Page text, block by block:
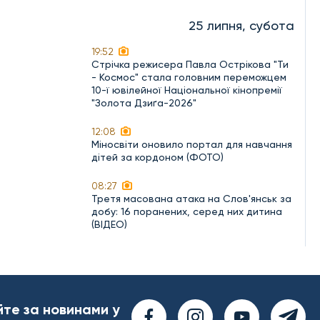
25 липня, субота
19:52
Стрічка режисера Павла Острікова "Ти
- Космос" стала головним переможцем
10-ї ювілейної Національної кінопремії
"Золота Дзиґа-2026"
12:08
Міносвіти оновило портал для навчання
дітей за кордоном (ФОТО)
08:27
Третя масована атака на Слов'янськ за
добу: 16 поранених, серед них дитина
(ВІДЕО)
за новинами у